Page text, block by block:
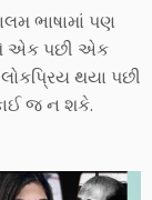
ભાષામાં પણ
એક પછી એક
થયા પછી
જ ન શકે.